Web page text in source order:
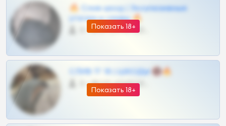
Показать 18+
🔥 Слив шкод | Эксклюзивные
утечки и сливы 🔥
0 •
Показать 18+
СЛИВ ТГ 18 | ШКОДЫ 🔞🔥
0 •